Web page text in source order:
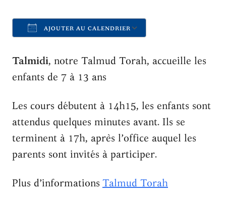
AJOUTER AU CALENDRIER
Télécharger ICS Calendrier
Talmidi, notre Talmud Torah, accueille les
enfants de 7 à 13 ans
Les cours débutent à 14h15, les enfants sont
attendus quelques minutes avant. Ils se
terminent à 17h, après l’office auquel les
parents sont invités à participer.
Plus d’informations Talmud Torah